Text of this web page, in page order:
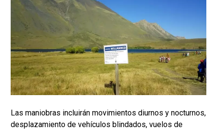
Las maniobras incluirán movimientos diurnos y nocturnos,
desplazamiento de vehículos blindados, vuelos de